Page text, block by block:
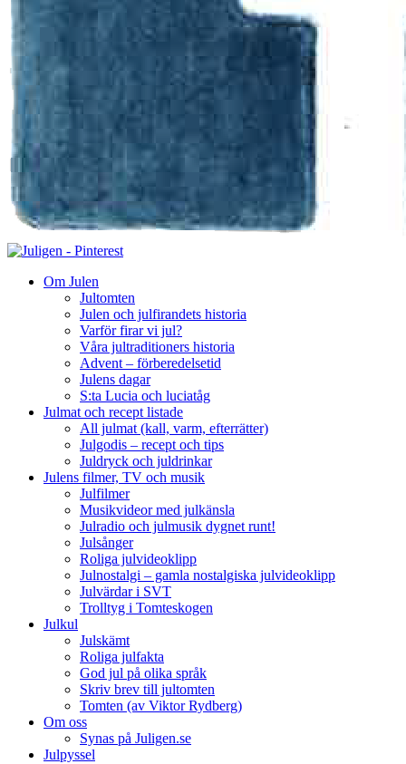
Om Julen
Jultomten
Julen och julfirandets historia
Varför firar vi jul?
Våra jultraditioners historia
Advent – förberedelsetid
Julens dagar
S:ta Lucia och luciatåg
Julmat och recept listade
All julmat (kall, varm, efterrätter)
Julgodis – recept och tips
Juldryck och juldrinkar
Julens filmer, TV och musik
Julfilmer
Musikvideor med julkänsla
Julradio och julmusik dygnet runt!
Julsånger
Roliga julvideoklipp
Julnostalgi – gamla nostalgiska julvideoklipp
Julvärdar i SVT
Trolltyg i Tomteskogen
Julkul
Julskämt
Roliga julfakta
God jul på olika språk
Skriv brev till jultomten
Tomten (av Viktor Rydberg)
Om oss
Synas på Juligen.se
Julpyssel